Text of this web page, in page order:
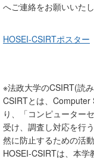
へご連絡をお願いいたし
HOSEI-CSIRTポスター
※法政大学のCSIRT(読
CSIRTとは、
り、「コンピューター
受け、調査し対応を行
然に防止するための活
HOSEI-CSIRTは、本